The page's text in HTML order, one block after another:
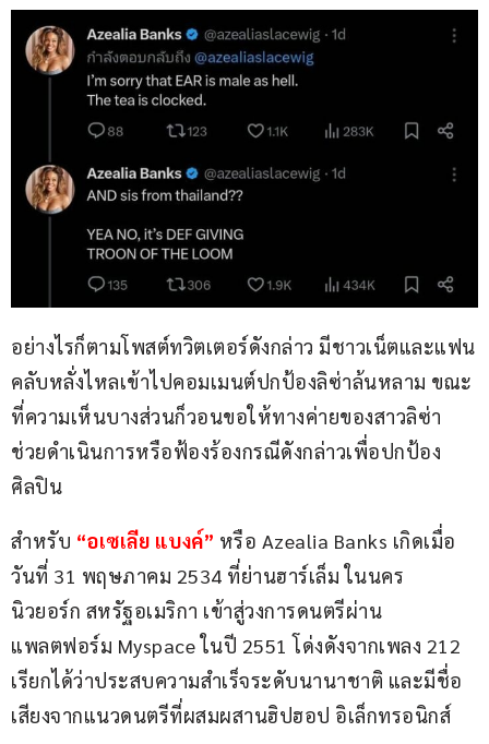
อย่างไรก็ตามโพสต์ทวิตเตอร์ดังกล่าว มีชาวเน็ตและแฟน
คลับหลั่งไหลเข้าไปคอมเมนต์ปกป้องลิซ่าล้นหลาม ขณะ
ที่ความเห็นบางส่วนก็วอนขอให้ทางค่ายของสาวลิซ่า
ช่วยดำเนินการหรือฟ้องร้องกรณีดังกล่าวเพื่อปกป้อง
ศิลปิน
สำหรับ “อเซเลีย แบงค์” หรือ Azealia Banks เกิดเมื่อ
วันที่ 31 พฤษภาคม 2534 ที่ย่านฮาร์เล็ม ในนคร
นิวยอร์ก สหรัฐอเมริกา เข้าสู่วงการดนตรีผ่าน
แพลตฟอร์ม Myspace ในปี 2551 โด่งดังจากเพลง 212
เรียกได้ว่าประสบความสำเร็จระดับนานาชาติ และมีชื่อ
เสียงจากแนวดนตรีที่ผสมผสานฮิปฮอป อิเล็กทรอนิกส์